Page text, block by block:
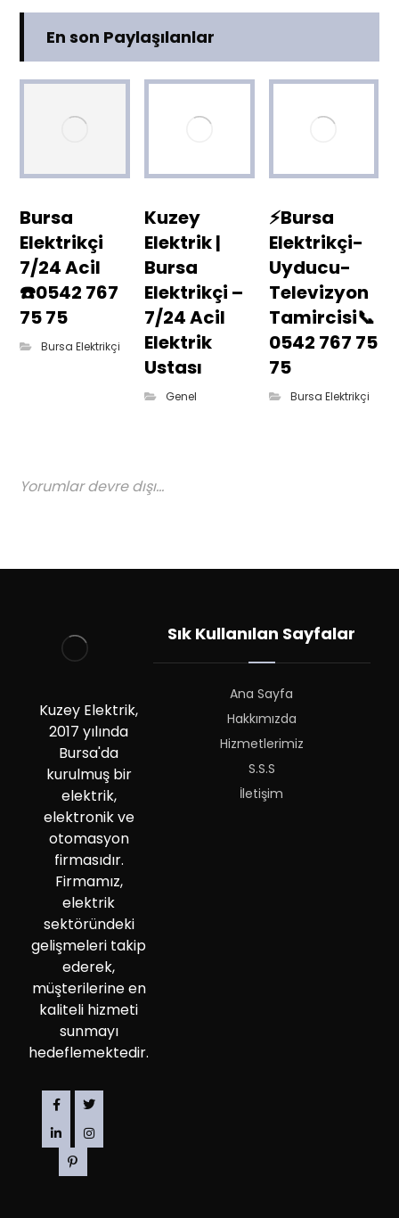
En son Paylaşılanlar
Bursa
Elektrikçi
7/24 Acil
☎️0542 767
75 75
Bursa Elektrikçi
Kuzey
Elektrik |
Bursa
Elektrikçi –
7/24 Acil
Elektrik
Ustası
Genel
⚡Bursa
Elektrikçi-
Uyducu-
Televizyon
Tamircisi📞
0542 767 75
75
Bursa Elektrikçi
Yorumlar devre dışı...
Kuzey Elektrik,
2017 yılında
Bursa'da
kurulmuş bir
elektrik,
elektronik ve
otomasyon
firmasıdır.
Firmamız,
elektrik
sektöründeki
gelişmeleri takip
ederek,
müşterilerine en
kaliteli hizmeti
sunmayı
hedeflemektedir.
Sık Kullanılan Sayfalar
Ana Sayfa
Hakkımızda
Hizmetlerimiz
S.S.S
İletişim